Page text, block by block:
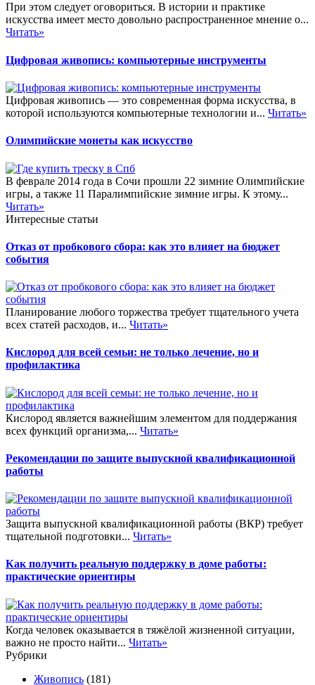
При этом следует оговориться. В истории и практике
искусства имеет место довольно распространенное мнение о...
Читать»
Цифровая живопись: компьютерные инструменты
Цифровая живопись — это современная форма искусства, в
которой используются компьютерные технологии и... Читать»
Олимпийские монеты как искусство
В феврале 2014 года в Сочи прошли 22 зимние Олимпийские
игры, а также 11 Паралимпийские зимние игры. К этому...
Читать»
Интересные статьи
Отказ от пробкового сбора: как это влияет на бюджет
события
Планирование любого торжества требует тщательного учета
всех статей расходов, и... Читать»
Кислород для всей семьи: не только лечение, но и
профилактика
Кислород является важнейшим элементом для поддержания
всех функций организма,... Читать»
Рекомендации по защите выпускной квалификационной
работы
Защита выпускной квалификационной работы (ВКР) требует
тщательной подготовки... Читать»
Как получить реальную поддержку в доме работы:
практические ориентиры
Когда человек оказывается в тяжёлой жизненной ситуации,
важно не просто найти... Читать»
Рубрики
Живопись (181)